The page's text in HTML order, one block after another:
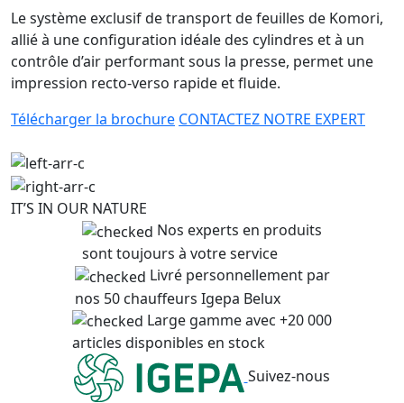
Le système exclusif de transport de feuilles de Komori,
allié à une configuration idéale des cylindres et à un
contrôle d’air performant sous la presse, permet une
impression recto-verso rapide et fluide.
Télécharger la brochure CONTACTEZ NOTRE EXPERT
IT’S IN OUR NATURE
Nos experts en produits
sont toujours à votre service
Livré personnellement par
nos 50 chauffeurs Igepa Belux
Large gamme avec +20 000
articles disponibles en stock
Suivez-nous